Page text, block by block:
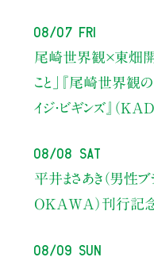
08/07 Fri
尾崎世界観×東畑
こと」
『尾崎世界観の
イジ・ビギンズ』（
08/08 Sat
平井まさあき（男性ブ
OKAWA）刊行記
08/09 Sun